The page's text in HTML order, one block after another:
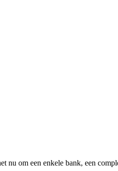
om een enkele bank, een